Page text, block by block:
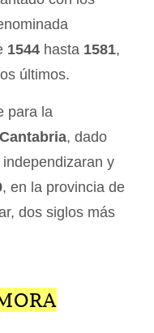
1544 hasta 1581,
últimos.
para la
Cantabria, dado
y
, en la provincia de
dos siglos más